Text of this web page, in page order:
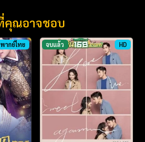
คุณอาจชอบ
พากย์ไทย จบแล้ว HD